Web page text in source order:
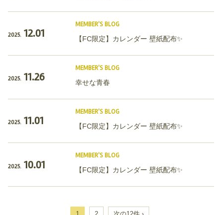
2025. 12.01
MEMBER'S BLOG
【FC限定】カレンダー 壁紙配布✨
2025. 11.26
MEMBER'S BLOG
幸せな青春
2025. 11.01
MEMBER'S BLOG
【FC限定】カレンダー 壁紙配布✨
2025. 10.01
MEMBER'S BLOG
【FC限定】カレンダー 壁紙配布✨